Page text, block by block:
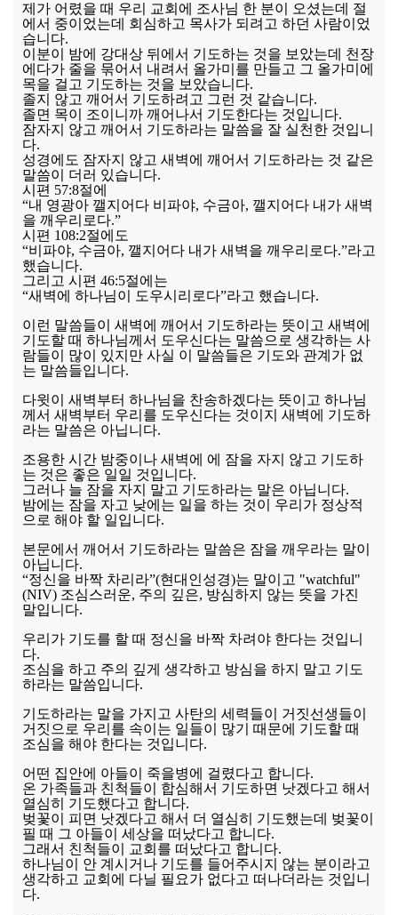
제가 어렸을 때 우리 교회에 조사님 한 분이 오셨는데 절
에서 중이었는데 회심하고 목사가 되려고 하던 사람이었
습니다.
이분이 밤에 강대상 뒤에서 기도하는 것을 보았는데 천장
에다가 줄을 묶어서 내려서 올가미를 만들고 그 올가미에
목을 걸고 기도하는 것을 보았습니다.
졸지 않고 깨어서 기도하려고 그런 것 같습니다.
졸면 목이 조이니까 깨어나서 기도한다는 것입니다.
잠자지 않고 깨어서 기도하라는 말씀을 잘 실천한 것입니
다.
성경에도 잠자지 않고 새벽에 깨어서 기도하라는 것 같은
말씀이 더러 있습니다.
시편 57:8절에
“내 영광아 깰지어다 비파야, 수금아, 깰지어다 내가 새벽
을 깨우리로다.”
시편 108:2절에도
“비파야, 수금아, 깰지어다 내가 새벽을 깨우리로다.”라고
했습니다.
그리고 시편 46:5절에는
“새벽에 하나님이 도우시리로다”라고 했습니다.
이런 말씀들이 새벽에 깨어서 기도하라는 뜻이고 새벽에
기도할 때 하나님께서 도우신다는 말씀으로 생각하는 사
람들이 많이 있지만 사실 이 말씀들은 기도와 관계가 없
는 말씀들입니다.
다윗이 새벽부터 하나님을 찬송하겠다는 뜻이고 하나님
께서 새벽부터 우리를 도우신다는 것이지 새벽에 기도하
라는 말씀은 아닙니다.
조용한 시간 밤중이나 새벽에 에 잠을 자지 않고 기도하
는 것은 좋은 일일 것입니다.
그러나 늘 잠을 자지 말고 기도하라는 말은 아닙니다.
밤에는 잠을 자고 낮에는 일을 하는 것이 우리가 정상적
으로 해야 할 일입니다.
본문에서 깨어서 기도하라는 말씀은 잠을 깨우라는 말이
아닙니다.
“정신을 바짝 차리라”(현대인성경)는 말이고 "watchful"
(NIV) 조심스러운, 주의 깊은, 방심하지 않는 뜻을 가진
말입니다.
우리가 기도를 할 때 정신을 바짝 차려야 한다는 것입니
다.
조심을 하고 주의 깊게 생각하고 방심을 하지 말고 기도
하라는 말씀입니다.
기도하라는 말을 가지고 사탄의 세력들이 거짓선생들이
거짓으로 우리를 속이는 일들이 많기 때문에 기도할 때
조심을 해야 한다는 것입니다.
어떤 집안에 아들이 죽을병에 걸렸다고 합니다.
온 가족들과 친척들이 합심해서 기도하면 낫겠다고 해서
열심히 기도했다고 합니다.
벚꽃이 피면 낫겠다고 해서 더 열심히 기도했는데 벚꽃이
필 때 그 아들이 세상을 떠났다고 합니다.
그래서 친척들이 교회를 떠났다고 합니다.
하나님이 안 계시거나 기도를 들어주시지 않는 분이라고
생각하고 교회에 다닐 필요가 없다고 떠나더라는 것입니
다.